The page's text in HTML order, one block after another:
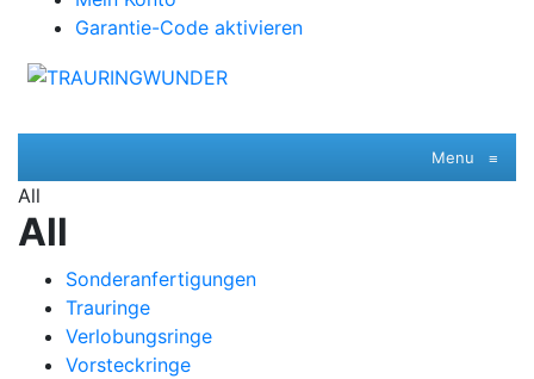
Garantie-Code aktivieren
Menu ≡
All
All
Sonderanfertigungen
Trauringe
Verlobungsringe
Vorsteckringe